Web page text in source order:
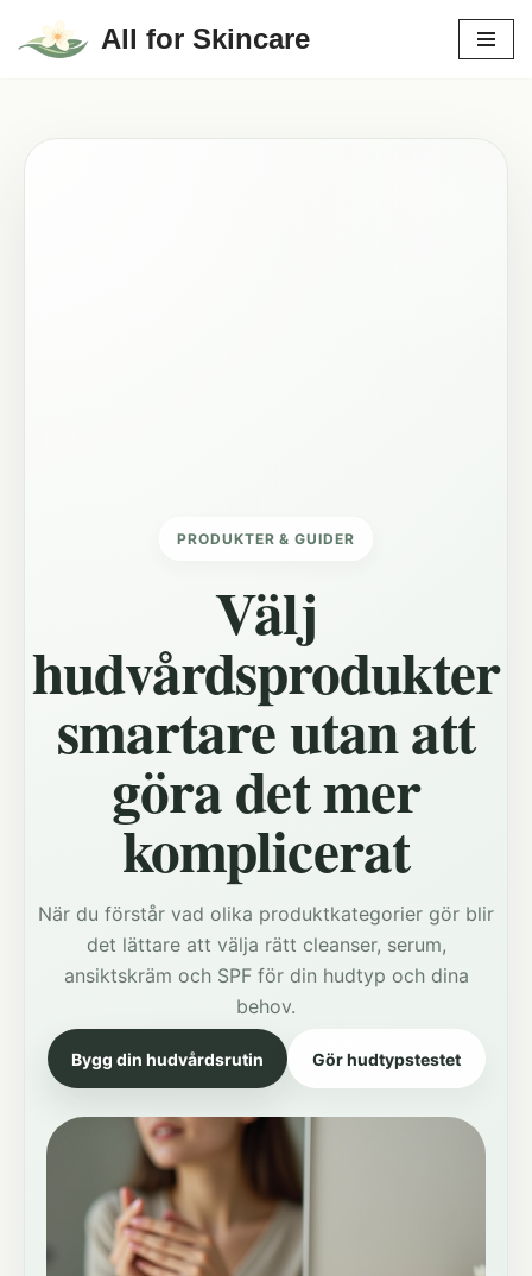
Hoppa
All for Skincare
PRODUKTER & GUIDER
Välj
hudvårdsprodukter
smartare utan att
göra det mer
komplicerat
När du förstår vad olika produktkategorier gör blir
det lättare att välja rätt cleanser, serum,
ansiktskräm och SPF för din hudtyp och dina
behov.
Bygg din hudvårdsrutin Gör hudtypstestet